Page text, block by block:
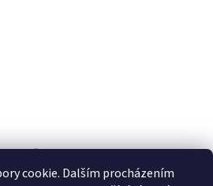
cookie. Dalším procházením
na to?